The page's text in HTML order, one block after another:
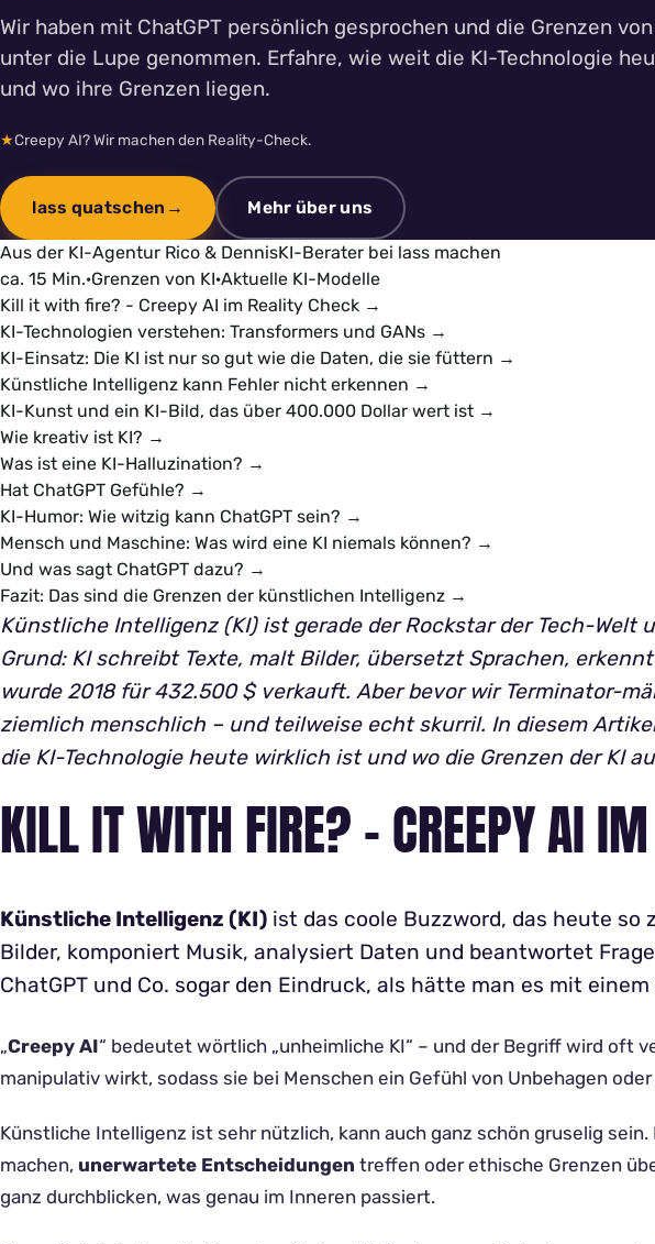
Wir haben mit ChatGPT persönlich gesprochen und die Grenzen
unter die Lupe genommen. Erfahre, wie weit die KI-Technologie
und wo ihre Grenzen liegen.
★Creepy AI? Wir machen den Reality-Check.
lass quatschen Mehr über uns
Aus der KI-Agentur Rico & DennisKI-Berater bei lass machen
ca. 15 Min.·Grenzen von KI·Aktuelle KI-Modelle
Kill it with fire? - Creepy AI im Reality Check →
KI-Technologien verstehen: Transformers und GANs →
KI-Einsatz: Die KI ist nur so gut wie die Daten, die sie füttern →
Künstliche Intelligenz kann Fehler nicht erkennen →
KI-Kunst und ein KI-Bild, das über 400.000 Dollar wert ist →
Wie kreativ ist KI? →
Was ist eine KI-Halluzination? →
Hat ChatGPT Gefühle? →
KI-Humor: Wie witzig kann ChatGPT sein? →
Mensch und Maschine: Was wird eine KI niemals können? →
Und was sagt ChatGPT dazu? →
Fazit: Das sind die Grenzen der künstlichen Intelligenz →
Künstliche Intelligenz (KI) ist gerade der Rockstar der Tech-
Grund: KI schreibt Texte, malt Bilder, übersetzt Sprachen,
wurde 2018 für 432.500 $ verkauft. Aber bevor wir Terminator-
ziemlich menschlich – und teilweise echt skurril. In diesem
die KI-Technologie heute wirklich ist und wo die Grenzen der KI
KILL IT WITH FIRE? - CREEPY AI
Künstliche Intelligenz (KI) ist das coole Buzzword, das heute
Bilder, komponiert Musik, analysiert Daten und beantwortet
ChatGPT und Co. sogar den Eindruck, als hätte man es mit
„Creepy AI“ bedeutet wörtlich „unheimliche KI“ – und der Begriff wird oft
manipulativ wirkt, sodass sie bei Menschen ein Gefühl von Unbehagen
Künstliche Intelligenz ist sehr nützlich, kann auch ganz schön gruselig
machen, unerwartete Entscheidungen treffen oder ethische Grenzen
ganz durchblicken, was genau im Inneren passiert.